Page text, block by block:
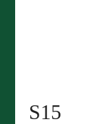
S15